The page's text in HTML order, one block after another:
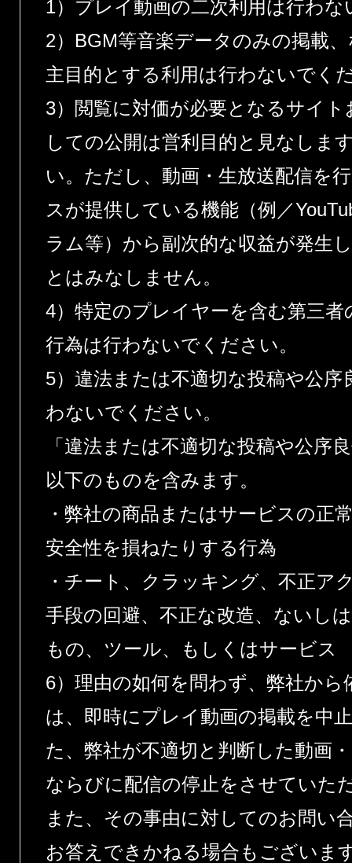
1）プレイ動画の二次利用は行わ
2）BGM等音楽データのみの掲載
主目的とする利用は行わないでく
3）閲覧に対価が必要となるサイ
しての公開は営利目的と見なしま
い。ただし、動画・生放送配信を
スが提供している機能（例／
ラム等）から副次的な収益が発生
とはみなしません。
4）特定のプレイヤーを含む第三
行為は行わないでください。
5）違法または不適切な投稿や公序
わないでください。
「違法または不適切な投稿や公序
以下のものを含みます。
・弊社の商品またはサービスの正
安全性を損ねたりする行為
・チート、クラッキング、不正ア
手段の回避、不正な改造、ないし
もの、ツール、もしくはサービス
6）理由の如何を問わず、弊社か
は、即時にプレイ動画の掲載を中
た、弊社が不適切と判断した動画
ならびに配信の停止をさせていた
また、その事由に対してのお問い
お答えできかねる場合もございま